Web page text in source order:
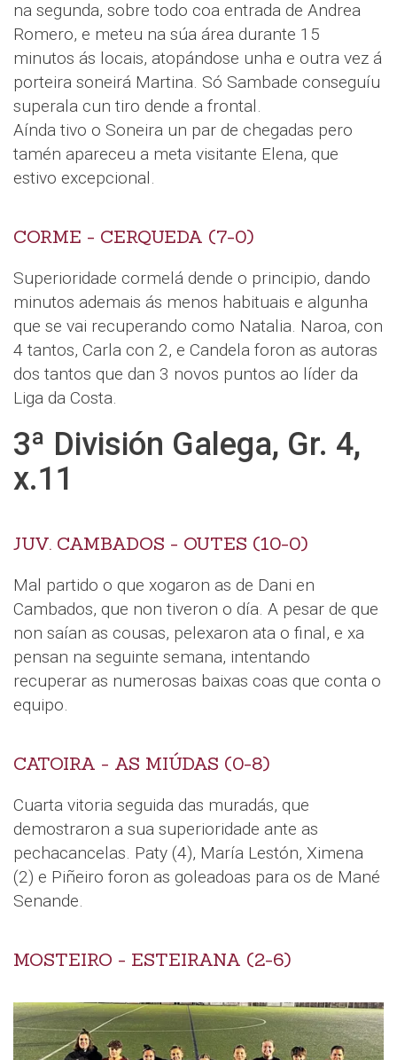
na segunda, sobre todo coa entrada de Andrea
Romero, e meteu na súa área durante 15
minutos ás locais, atopándose unha e outra vez á
porteira soneirá Martina. Só Sambade conseguíu
superala cun tiro dende a frontal.
Aínda tivo o Soneira un par de chegadas pero
tamén apareceu a meta visitante Elena, que
estivo excepcional.
CORME - CERQUEDA (7-0)
Superioridade cormelá dende o principio, dando
minutos ademais ás menos habituais e algunha
que se vai recuperando como Natalia. Naroa, con
4 tantos, Carla con 2, e Candela foron as autoras
dos tantos que dan 3 novos puntos ao líder da
Liga da Costa.
3ª División Galega, Gr. 4,
x.11
JUV. CAMBADOS - OUTES (10-0)
Mal partido o que xogaron as de Dani en
Cambados, que non tiveron o día. A pesar de que
non saían as cousas, pelexaron ata o final, e xa
pensan na seguinte semana, intentando
recuperar as numerosas baixas coas que conta o
equipo.
CATOIRA - AS MIÚDAS (0-8)
Cuarta vitoria seguida das muradás, que
demostraron a sua superioridade ante as
pechacancelas. Paty (4), María Lestón, Ximena
(2) e Piñeiro foron as goleadoas para os de Mané
Senande.
MOSTEIRO - ESTEIRANA (2-6)